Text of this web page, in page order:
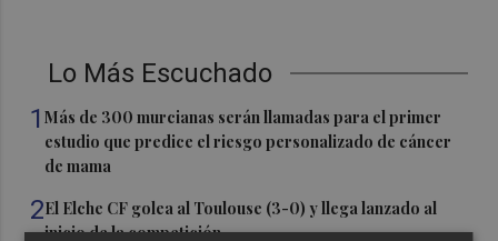
Lo Más Escuchado
1Más de 300 murcianas serán llamadas para el primer
estudio que predice el riesgo personalizado de cáncer
de mama
2El Elche CF golea al Toulouse (3-0) y llega lanzado al
inicio de la competición